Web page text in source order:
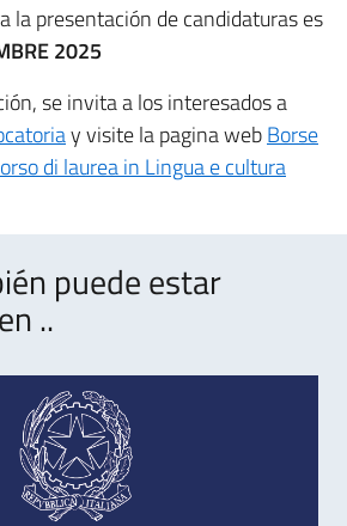
la presentación de candidaturas es
2025
se invita a los interesados a
y visite la pagina webBorse
di laurea in Lingua e cultura
puede estar
..